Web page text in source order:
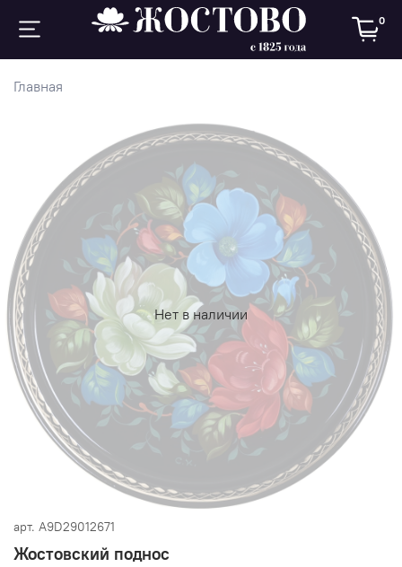
0
Главная
Нет в наличии
арт. A9D29012671
Жостовский поднос